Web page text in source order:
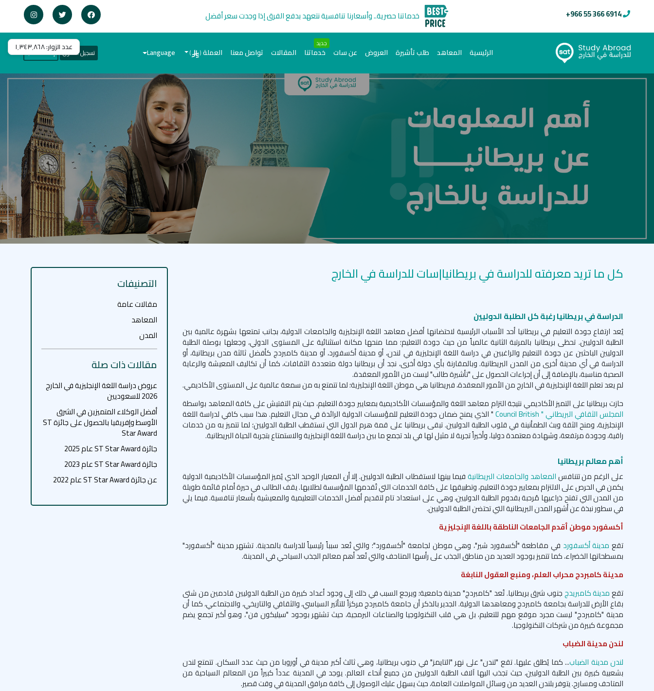
+966 55 366 6914 خدماتنا حصرية.. وأسعارنا تنافسية نتعهد بدفع الفرق إذا وجدت سعر أفضل
الرئيسية(current) المعاهد طلب تأشيرة العروض عن سات
جديد
خدماتنا المقالات تواصل معنا العملة(
)
Language تسجيل الدخول إنشاء حساب
عدد الزوار:١٬٣٤٣٬٨٦٨
كل ما تريد معرفته للدراسة في بريطانيا|سات للدراسة في الخارج
الدراسة في بريطانيا رغبة كل الطلبة الدوليين
يُعد ارتفاع جودة التعليم في بريطانيا أحد الأسباب الرئيسية لاحتضانها أفضل معاهد اللغة الإنجليزية والجامعات الدولية، بجانب تمتعها بشهرة عالمية بين
الطلبة الدوليين. تحظى بريطانيا بالمرتبة الثانية عالمياً من حيث جودة التعليم؛ مما منحها مكانة استثنائية على المستوى الدولي، وجعلها بوصلة الطلبة
الدوليين الباحثين عن جودة التعليم والراغبين في دراسة اللغة الإنجليزية في لندن، أو مدينة أكسفورد، أو مدينة كامبردج كأفضل ثالثة مدن بريطانية، أو
الدراسة في أي مدينة أخرى من المدن البريطانية. وبالمقارنة بأي دولة أخرى، نجد أن بريطانيا دولة متعددة الثقافات، كما أن تكاليف المعيشة والرعاية
الصحية مناسبة، بالإضافة إلى أن إجراءات الحصول على "تأشيرة طالب" ليست من الأمور المعقدة.
لم يعد تعلم اللغة الإنجليزية في الخارج من الأمور المعقدة، فبريطانيا هي موطن اللغة الإنجليزية؛ لما تتمتع به من سمعة عالمية على المستوى الأكاديمي.
حازت بريطانيا على التميز الأكاديمي نتيجة التزام معاهد اللغة والمؤسسات الأكاديمية بمعايير جودة التعليم، حيث يتم التفتيش على كافة المعاهد بواسطة
المجلس الثقافي البريطاني " Council British " الذي يمنح ضمان جودة التعليم للمؤسسات الدولية الرائدة في مجال التعليم. هذا سبب كافي لدراسة اللغة
الإنجليزية، ومنح الثقة وبث الطمأنينة في قلوب الطلبة الدوليين. تبقى بريطانيا على قمة هرم الدول التي تستقطب الطلبة الدوليين؛ لما تتميز به من خدمات
راقية، وجودة مرتفعة، وشهادة معتمدة دوليا، وأخيراً تجربة لا مثيل لها في بلد تجمع ما بين دراسة اللغة الإنجليزية والاستمتاع بتجربة الحياة البريطانية.
أهم معالم بريطانيا
على الرغم من تتنافسالمعاهد والجامعات البريطانيةفيما بينها لاستقطاب الطلبة الدوليين. إلا أن المعيار الوحيد الذي يُميز المؤسسات الأكاديمية الدولية
يكمن في الحرص على الالتزام بمعايير جودة التعليم، وتطبيقها على كافة الخدمات التي تُقدمها المؤسسة لطلابها. يقف الطالب في حيرة أمام قائمة طويلة
من المدن التي تفتح ذراعيها مُرحبة بقدوم الطلبة الدوليين، وهي على استعداد تام لتقديم أفضل الخدمات التعليمية والمعيشية بأسعار تنافسية. فيما يلي
في سطور نبذة عن أشهر المدن البريطانية التي تحتضن الطلبة الدوليين.
أكسفورد موطن أقدم الجامعات الناطقة باللغة الإنجليزية
تقع مدينة أكسفورد في مقاطعة "أكسفورد شير"، وهي موطن لجامعة "أكسفورد"؛ والتي تُعد سبباً رئيسياً للدراسة بالمدينة. تشتهر مدينة "أكسفورد"
بمسطحاتها الخضراء، كما تتميز بوجود العديد من مناطق الجذب على رأسها المتاحف والتي تُعد أهم معالم الجذب السياحي في المدينة.
مدينة كامبردج محراب العلم، ومنبع العقول النابغة
تقعمدينة كامبريدججنوب شرق بريطانيا. تُعد "كامبردج" مدينة جامعية؛ ويرجع السبب في ذلك إلى وجود أعداد كبيرة من الطلبة الدوليين قادمين من شتى
بقاع الأرض للدراسة بجامعة كامبردج ومعاهدها الدولية. الجدير بالذكر أن جامعة كامبردج مركزاً للتأثير السياسي، والثقافي والتاريخي، والاجتماعي، كما أن
مدينة "كامبردج" ليست مجرد موقع مهم للتعليم، بل هي قلب التكنولوجيا والصناعات البرمجية، حيث تشتهر بوجود "سيليكون فن"، وهو أكبر تجمع يضم
مجموعة كبيرة من شركات التكنولوجيا.
لندن مدينة الضباب
لندن مدينة الضباب... كما يُطلق عليها. تقع "لندن" على نهر "التايمز" في جنوب بريطانيا، وهي ثالث أكبر مدينة في أوروبا من حيث عدد السكان. تتمتع لندن
بشعبية كبيرة بين الطلبة الدوليين، حيث تجذب اليها آلاف الطلبة الدوليين من جميع أنحاء العالم. يوجد في المدينة عدداً كبيراً من المعالم السياحية من
المتاحف ومسارح. يتوفر بلندن العديد من وسائل المواصلات العامة، حيث يسهل عليك الوصول إلى كافة مرافق المدينة في وقت قصير.
التصنيفات
مقالات عامة
المعاهد
المدن
مقالات ذات صلة
عروض دراسة اللغة الإنجليزية في الخارج
2026 للسعوديين
أفضل الوكلاء المتميزين في الشرق
الأوسط وإفريقيا بالحصول على جائزة ST
Star Award
جائزة ST Star Award عام 2025
جائزة ST Star Award عام 2023
عن جائزة ST Star Award عام 2022